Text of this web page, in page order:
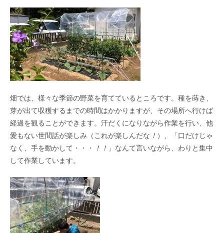
畑では、様々な季節の野菜を育てているところです。種を蒔き、
芽が出て収穫するまでの時間はかかりますが、その場所へ行けば
経過を観ることができます。汗だくになりながら作業を行い、他
愛もない世間話が楽しみ（これが楽しんだな ！ ）、「口だけじゃ
なく、手を動かして・・・ ！！ 」なんて言いながら、わりと集中
して作業しています。